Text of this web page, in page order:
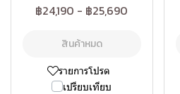
฿24,190 - ฿25,690
สินค้าหมด
รายการโปรด
เปรียบเทียบ